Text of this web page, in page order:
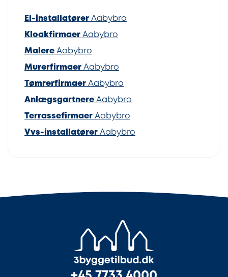
El-installatører Aabybro
Kloakfirmaer Aabybro
Malere Aabybro
Murerfirmaer Aabybro
Tømrerfirmaer Aabybro
Anlægsgartnere Aabybro
Terrassefirmaer Aabybro
Vvs-installatører Aabybro